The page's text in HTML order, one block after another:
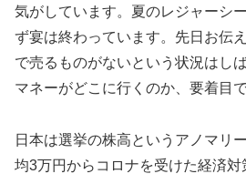
気がしています。夏のレジャーシ
ず宴は終わっています。先日お伝
で売るものがないという状況はし
マネーがどこに行くのか、要着目で
日本は選挙の株高というアノマリ
均3万円からコロナを受けた経済